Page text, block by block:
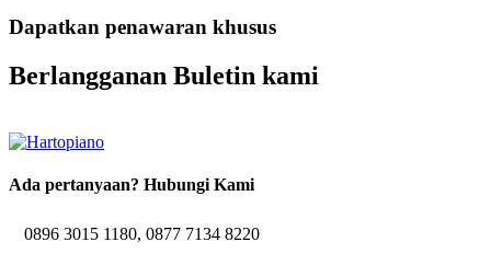
Dapatkan penawaran khusus
Berlangganan Buletin kami
Ada pertanyaan? Hubungi Kami
0896 3015 1180, 0877 7134 8220